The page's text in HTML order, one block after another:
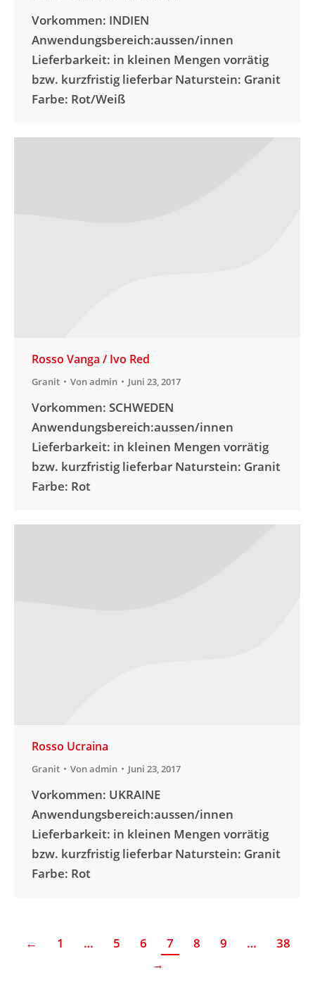
Vorkommen: INDIEN
Anwendungsbereich:aussen/innen
Lieferbarkeit: in kleinen Mengen vorrätig
bzw. kurzfristig lieferbar Naturstein: Granit
Farbe: Rot/Weiß
Rosso Vanga / Ivo Red
Granit Vonadmin Juni 23, 2017
Vorkommen: SCHWEDEN
Anwendungsbereich:aussen/innen
Lieferbarkeit: in kleinen Mengen vorrätig
bzw. kurzfristig lieferbar Naturstein: Granit
Farbe: Rot
Rosso Ucraina
Granit Vonadmin Juni 23, 2017
Vorkommen: UKRAINE
Anwendungsbereich:aussen/innen
Lieferbarkeit: in kleinen Mengen vorrätig
bzw. kurzfristig lieferbar Naturstein: Granit
Farbe: Rot
← 1 … 5 6 7 8 9 …
38
→